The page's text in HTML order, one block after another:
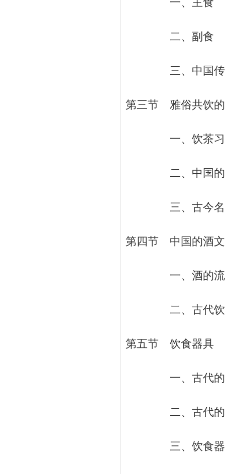
一、主食 /
二、副食 /
三、中国传
第三节 雅俗共饮
一、饮茶习
二、中国的
三、古今名
第四节 中国的酒
一、酒的流
二、古代饮
第五节 饮食器
一、古代的
二、古代的
三、饮食器具